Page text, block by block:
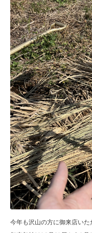
今年も沢山の方に御来店いた